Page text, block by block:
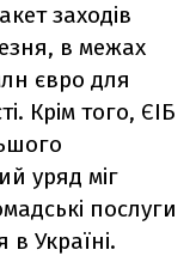
заходів
в межах
євро для
Крім того, ЄІБ
уряд міг
послуги
Україні.